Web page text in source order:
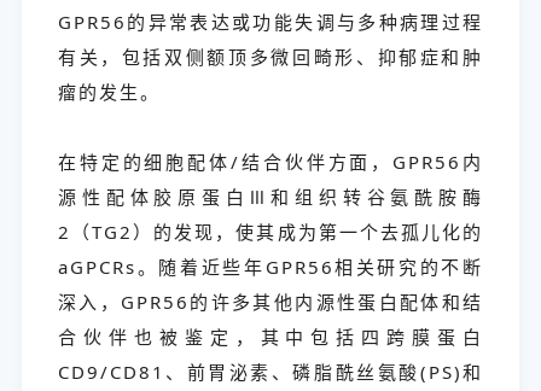
GPR56的异常表达或功能失调与多种病理过程
有关，包括双侧额顶多微回畸形、抑郁症和肿
瘤的发生。
在特定的细胞配体/结合伙伴方面，GPR56内
源性配体胶原蛋白Ⅲ和组织转谷氨酰胺酶
2（TG2）的发现，使其成为第一个去孤儿化的
aGPCRs。随着近些年GPR56相关研究的不断
深入，GPR56的许多其他内源性蛋白配体和结
合伙伴也被鉴定，其中包括四跨膜蛋白
CD9/CD81、前胃泌素、磷脂酰丝氨酸(PS)和